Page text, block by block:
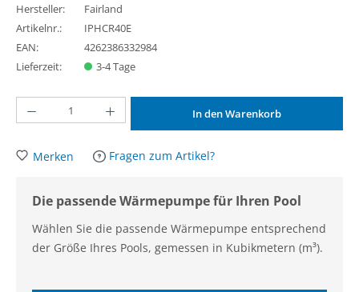
Hersteller:
Fairland
Artikelnr.:
IPHCR40E
EAN:
4262386332984
Lieferzeit:
3-4 Tage
Produkt Anzahl: Gib den gewünschten Wert ein oder benutze die Schaltflächen
In den Warenkorb
Merken Fragen zum Artikel?
Die passende Wärmepumpe für Ihren Pool
Wählen Sie die passende Wärmepumpe entsprechend
der Größe Ihres Pools, gemessen in Kubikmetern (m³).